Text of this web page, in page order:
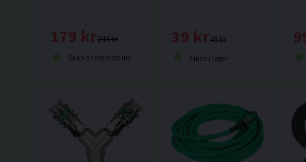
244 kr
179 kr
Skickas normalt inom 2-5 dagar
48 kr
39 kr
Finns i lager